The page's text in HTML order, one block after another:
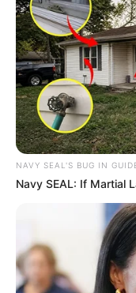
concursos
Garça e Tupã
inscrições já em
NAVY SEAL'S BUG IN
Navy SEAL: If Martial